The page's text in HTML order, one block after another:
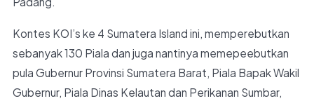
Kontes KOI’s ke 4 Sumatera Island ini, memperebutkan
sebanyak 130 Piala dan juga nantinya memepeebutkan
pula Gubernur Provinsi Sumatera Barat, Piala Bapak Wakil
Gubernur, Piala Dinas Kelautan dan Perikanan Sumbar,